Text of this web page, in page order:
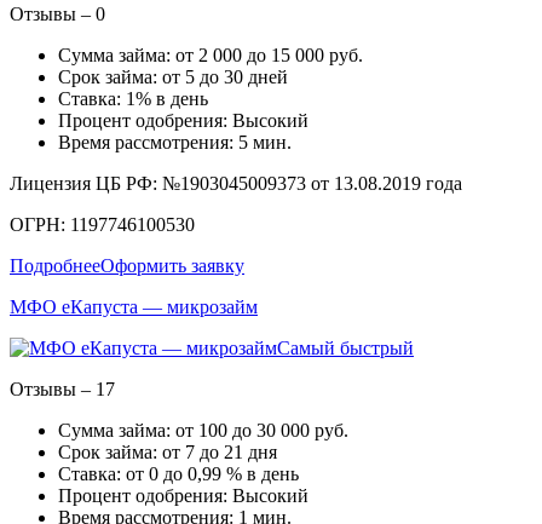
Отзывы – 0
Сумма займа: от 2 000 до 15 000 руб.
Срок займа: от 5 до 30 дней
Ставка: 1% в день
Процент одобрения: Высокий
Время рассмотрения: 5 мин.
Лицензия ЦБ РФ: №1903045009373 от 13.08.2019 года
ОГРН: 1197746100530
ПодробнееОформить заявку
МФО еКапуста — микрозайм
Самый быстрый
Отзывы – 17
Сумма займа: от 100 до 30 000 руб.
Срок займа: от 7 до 21 дня
Ставка: от 0 до 0,99 % в день
Процент одобрения: Высокий
Время рассмотрения: 1 мин.